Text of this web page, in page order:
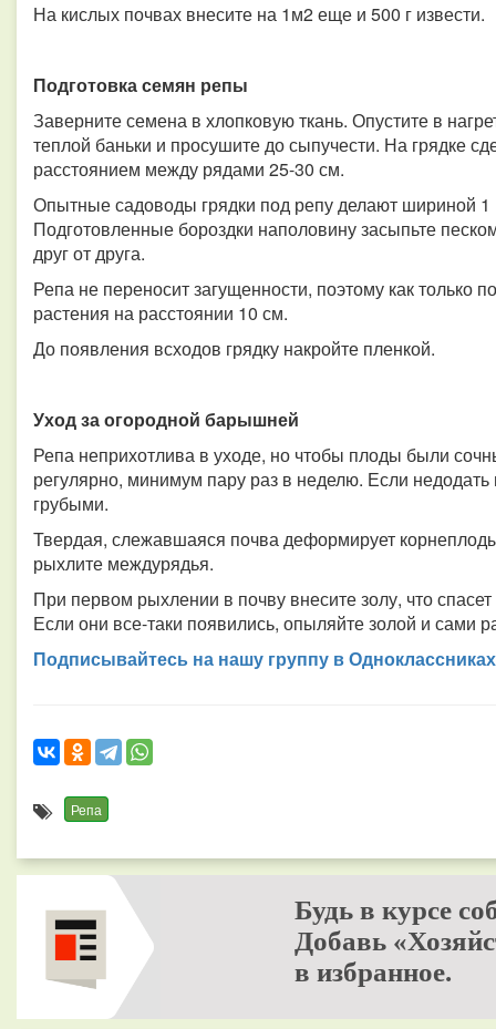
На кислых почвах внесите на 1м2 еще и 500 г извести.
Подготовка семян репы
Заверните семена в хлопковую ткань. Опустите в
теплой баньки и просушите до сыпучести. На грядке
расстоянием между рядами 25-30 см.
Опытные садоводы грядки под репу делают шириной
Подготовленные бороздки наполовину засыпьте
друг от друга.
Репа не переносит загущенности, поэтому как только
растения на расстоянии 10 см.
До появления всходов грядку накройте пленкой.
Уход за огородной барышней
Репа неприхотлива в уходе, но чтобы плоды были
регулярно, минимум пару раз в неделю. Если
грубыми.
Твердая, слежавшаяся почва деформирует
рыхлите междурядья.
При первом рыхлении в почву внесите золу, что
Если они все-таки появились, опыляйте золой и сами
Подписывайтесь на нашу группу в Одноклассниках
Репа
Будь в курсе
Добавь
в избранное.